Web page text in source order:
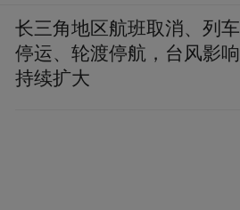
长三角地区航班取消、列车
停运、轮渡停航，台风影响
持续扩大